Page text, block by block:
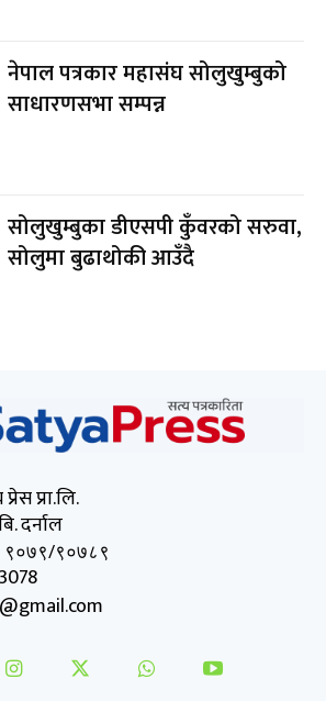
नेपाल पत्रकार महासंघ सोलुखुम्बुको
साधारणसभा सम्पन्न
सोलुखुम्बुका डीएसपी कुँवरको सरुवा,
सोलुमा बुढाथोकी आउँदै
प्रा.लि.
दर्नाल
९०७९/९०७८९